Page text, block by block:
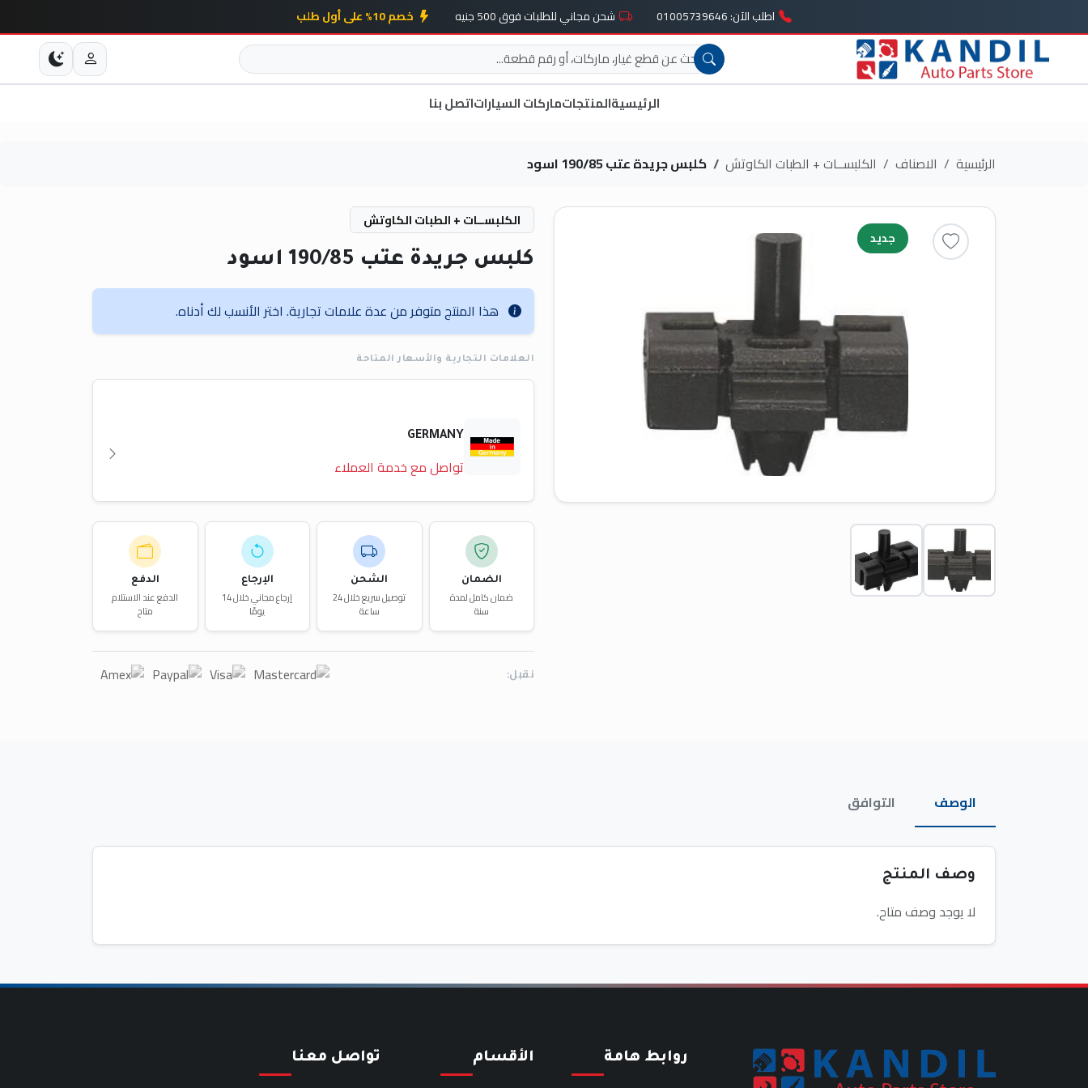
اطلب الآن: 01005739646 شحن مجاني للطلبات فوق 500 جنيه خصم 10% على أول طلب
الرئيسيةالمنتجاتماركات السياراتاتصل بنا
الرئيسية الاصناف الكلبســات + الطبات الكاوتش كلبس جريدة عتب 190/85 اسود
جديد
الكلبســات + الطبات الكاوتش
كلبس جريدة عتب 190/85 اسود
هذا المنتج متوفر من عدة علامات تجارية. اختر الأنسب لك أدناه.
العلامات التجارية والأسعار المتاحة
GERMANY
تواصل مع خدمة العملاء
الضمان
ضمان كامل لمدة
سنة
الشحن
توصيل سريع خلال 24
ساعة
الإرجاع
إرجاع مجاني خلال 14
يومًا
الدفع
الدفع عند الاستلام
متاح
نقبل:
الوصف التوافق
وصف المنتج
لا يوجد وصف متاح.
روابط هامة الأقسام تواصل معنا